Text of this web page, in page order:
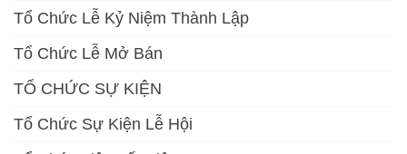
Tổ Chức Lễ Kỷ Niệm Thành Lập
Tổ Chức Lễ Mở Bán
TỔ CHỨC SỰ KIỆN
Tổ Chức Sự Kiện Lễ Hội